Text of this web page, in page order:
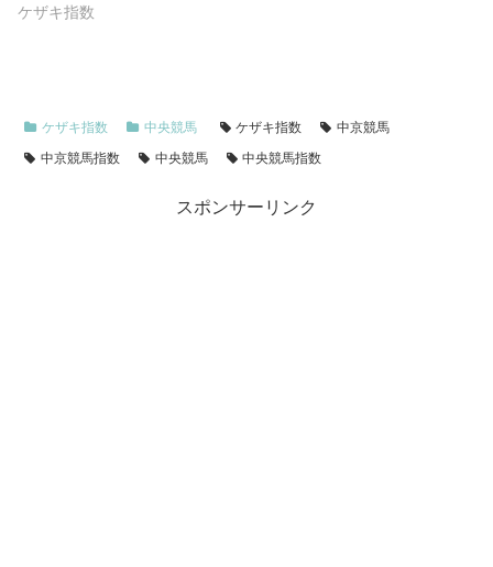
ケザキ指数
ケザキ指数 中央競馬 ケザキ指数
中京競馬
中京競馬指数
中央競馬 中央競馬指数
スポンサーリンク